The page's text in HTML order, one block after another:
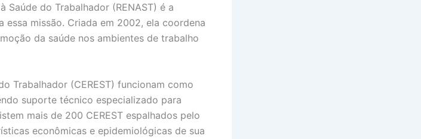
Saúde do Trabalhador (RENAST) é a
missão. Criada em 2002, ela coordena
da saúde nos ambientes de trabalho
Trabalhador (CEREST) funcionam como
suporte técnico especializado para
mais de 200 CEREST espalhados pelo
econômicas e epidemiológicas de sua